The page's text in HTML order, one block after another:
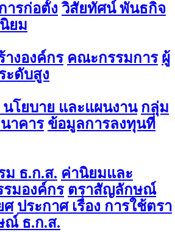
ารก่อตั้ง วิสัยทัศน์ พันธกิจ
ยม
างองค์กร คณะกรรมการ ผู้
ะดับสูง
โยบาย และแผนงาน กลุ่ม
าคาร ข้อมูลการลงทุนที่
ม ธ.ก.ส. ค่านิยมและ
มองค์กร ตราสัญลักษณ์
ศ ประกาศ เรื่อง การใช้ตรา
ธ.ก.ส.